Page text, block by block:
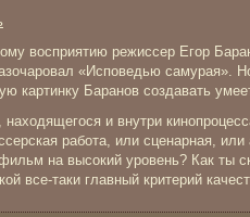
восприятию режиссер Егор
«Исповедью самурая».
картинку Баранов создавать
и внутри
работа, или сценарная, или
на высокий уровень? Как ты
все-таки главный критерий